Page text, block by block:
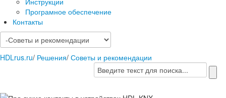
Програмное обеспечение
Контакты
HDLrus.ru/ Решения/ Советы и рекомендации